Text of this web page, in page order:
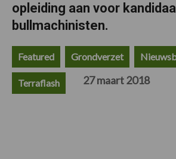
opleiding aan voor
bullmachinisten.
Featured Grondverzet
Terraflash 27 maart 2018